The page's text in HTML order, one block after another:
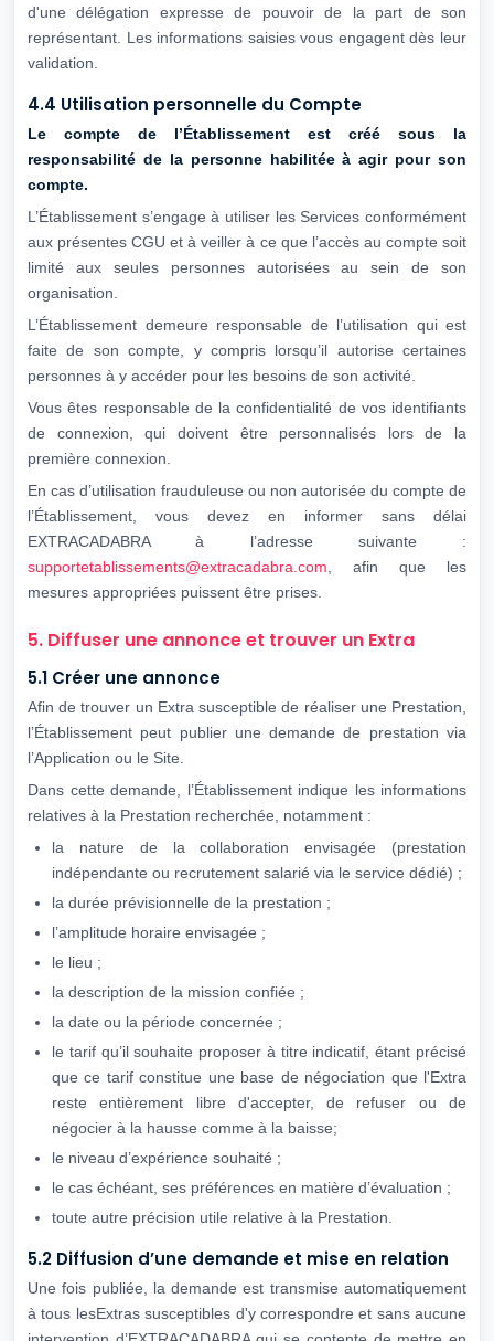
d'une délégation expresse de pouvoir de la part de son
représentant. Les informations saisies vous engagent dès leur
validation.
4.4 Utilisation personnelle du Compte
Le compte de l’Établissement est créé sous la
responsabilité de la personne habilitée à agir pour son
compte.
L’Établissement s’engage à utiliser les Services conformément
aux présentes CGU et à veiller à ce que l’accès au compte soit
limité aux seules personnes autorisées au sein de son
organisation.
L’Établissement demeure responsable de l’utilisation qui est
faite de son compte, y compris lorsqu’il autorise certaines
personnes à y accéder pour les besoins de son activité.
Vous êtes responsable de la confidentialité de vos identifiants
de connexion, qui doivent être personnalisés lors de la
première connexion.
En cas d’utilisation frauduleuse ou non autorisée du compte de
l’Établissement, vous devez en informer sans délai
EXTRACADABRA à l’adresse suivante :
supportetablissements@extracadabra.com , afin que les
mesures appropriées puissent être prises.
5. Diffuser une annonce et trouver un Extra
5.1 Créer une annonce
Afin de trouver un Extra susceptible de réaliser une Prestation,
l’Établissement peut publier une demande de prestation via
l’Application ou le Site.
Dans cette demande, l’Établissement indique les informations
relatives à la Prestation recherchée, notamment :
la nature de la collaboration envisagée (prestation
indépendante ou recrutement salarié via le service dédié) ;
la durée prévisionnelle de la prestation ;
l’amplitude horaire envisagée ;
le lieu ;
la description de la mission confiée ;
la date ou la période concernée ;
le tarif qu’il souhaite proposer à titre indicatif, étant précisé
que ce tarif constitue une base de négociation que l'Extra
reste entièrement libre d'accepter, de refuser ou de
négocier à la hausse comme à la baisse;
le niveau d’expérience souhaité ;
le cas échéant, ses préférences en matière d’évaluation ;
toute autre précision utile relative à la Prestation.
5.2 Diffusion d’une demande et mise en relation
Une fois publiée, la demande est transmise automatiquement
à tous lesExtras susceptibles d'y correspondre et sans aucune